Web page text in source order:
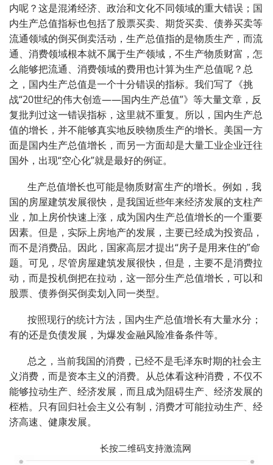
内呢？这是混淆经济、政治和文化不同领域的重大错误；国
内生产总值指标也包括了股票买卖、期货买卖、债券买卖等
流通领域的倒买倒卖活动，生产总值指的是物质生产，而流
通、消费领域根本就不属于生产领域，不生产物质财富，怎
么能够把流通、消费领域的费用也计算为生产总值呢？总
之，国内生产总值是一个十分错误的指标。我们写了《挑
战“20世纪的伟大创造——国内生产总值”》等大量文章，反
复批判过这一错误指标，这里就不重复。所以，国内生产总
值的增长，并不能够真实地反映物质生产的增长。美国一方
面是国内生产总值增长，而另一方面却是大量工业企业迁往
国外，出现“空心化”就是最好的例证。
生产总值增长也可能是物质财富生产的增长。例如，我
国的房屋建筑发展很快，是我国近些年来经济发展的支柱产
业，加上房价快速上涨，成为国内生产总值增长的一个重要
因素。但是，实际上房地产的发展，主要已经成为投资品，
而不是消费品。因此，国家高层才提出“房子是用来住的”命
题。可见，尽管房屋建筑发展很快，但是，主要不是消费拉
动，而是投机倒把在拉动，这一部分生产总值增长，可以和
股票、债券倒买倒卖划入同一类型。
按照现行的统计方法，国内生产总值增长有大量水分；
有的还是负债发展，为爆发金融风险准备条件等。
总之，当前我国的消费，已经不是毛泽东时期的社会主
义消费，而是资本主义的消费。从总体看这种消费，不仅不
能够拉动生产、经济发展，而且成为阻碍生产、经济发展的
桎梏。只有回归社会主义公有制，消费才可能拉动生产、经
济高速、健康发展。
长按二维码支持激流网